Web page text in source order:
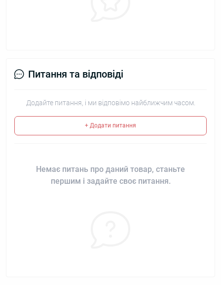
Питання та відповіді
Додайте питання, і ми відповімо найближчим часом.
+ Додати питання
Немає питань про даний товар, станьте
першим і задайте своє питання.